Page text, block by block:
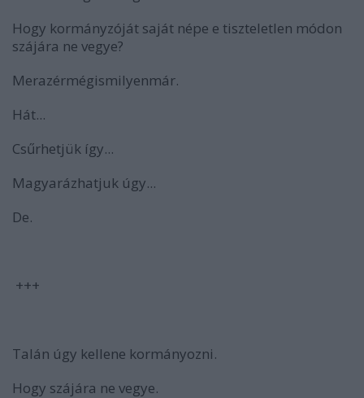
Hogy kormányzóját saját népe e tiszteletlen módon
szájára ne vegye?
Merazérmégismilyenmár.
Hát...
Csűrhetjük így...
Magyarázhatjuk úgy...
De.
+++
Talán úgy kellene kormányozni.
Hogy szájára ne vegye.